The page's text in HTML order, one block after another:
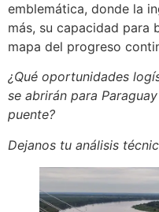
emblemática, donde la
más, su capacidad para
mapa del progreso
¿Qué oportunidades
se abrirán para
puente?
Dejanos tu análisis